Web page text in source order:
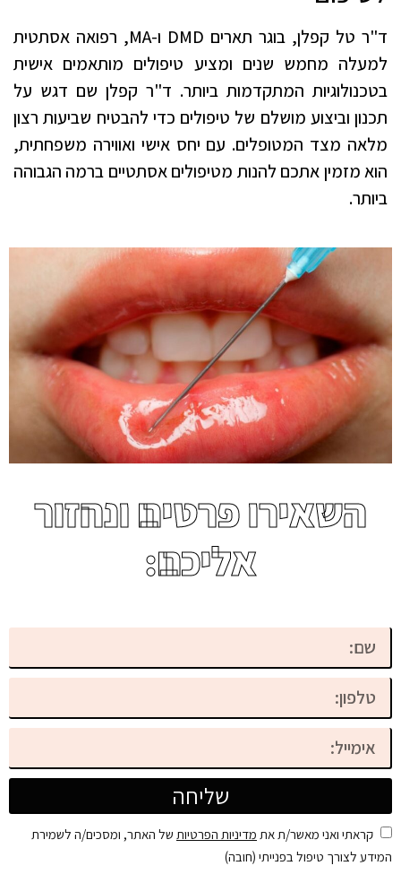
ד"ר טל קפלן, בוגר תארים DMD ו-MA, רפואה אסתטית
למעלה מחמש שנים ומציע טיפולים מותאמים אישית
בטכנולוגיות המתקדמות ביותר. ד"ר קפלן שם דגש על
תכנון וביצוע מושלם של טיפולים כדי להבטיח שביעות רצון
מלאה מצד המטופלים. עם יחס אישי ואווירה משפחתית,
הוא מזמין אתכם להנות מטיפולים אסתטיים ברמה הגבוהה
ביותר.
השאירו פרטים ונחזור
אליכם:
שליחה
קראתי ואני מאשר/ת את מדיניות הפרטיות של האתר, ומסכים/ה לשמירת
המידע לצורך טיפול בפנייתי (חובה)